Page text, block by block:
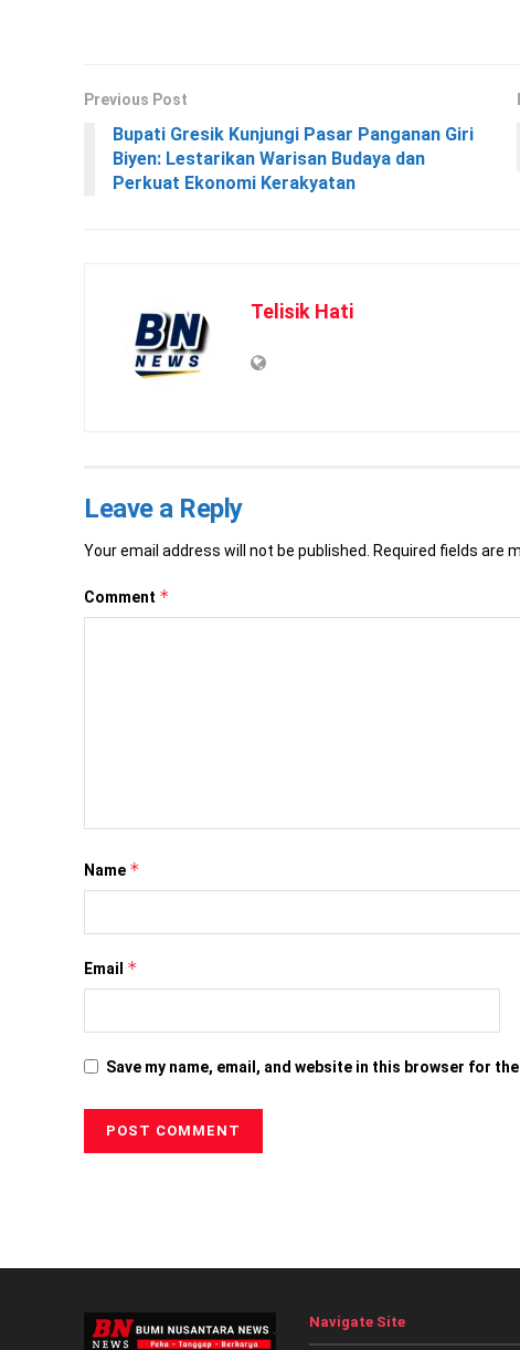
Previous Post
Bupati Gresik Kunjungi Pasar Panganan Giri
Biyen: Lestarikan Warisan Budaya dan
Perkuat Ekonomi Kerakyatan
Telisik Hati
Leave a Reply
Your email address will not be published. Required fields are
Comment *
Name *
Email *
Save my name, email, and website in this browser for
Navigate Site